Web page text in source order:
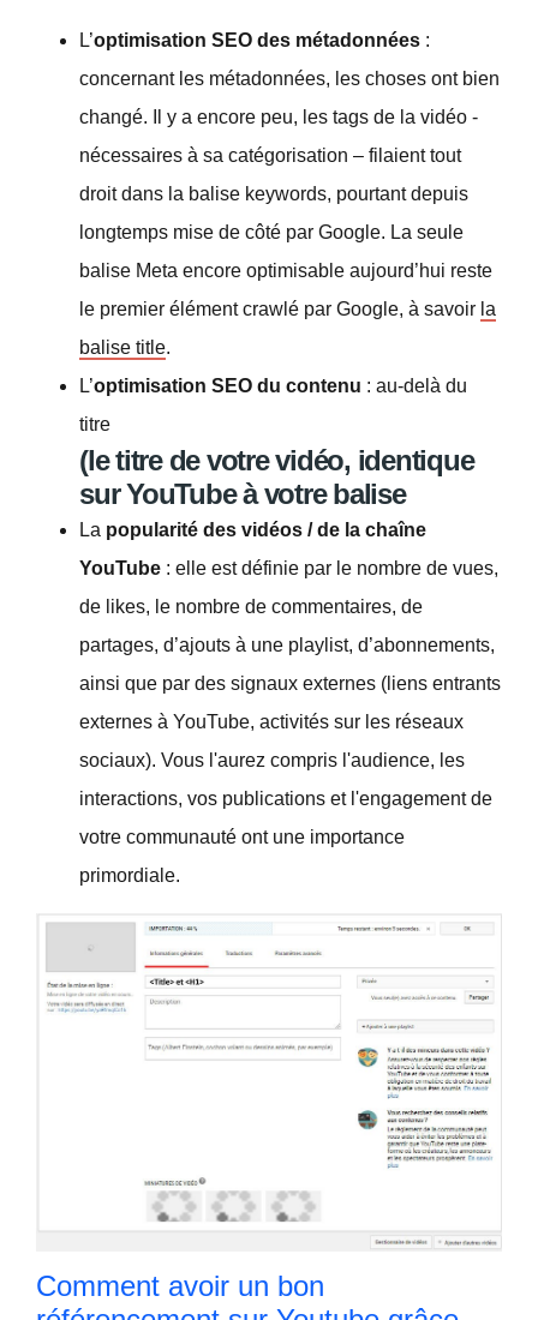
L’optimisation SEO des métadonnées :
concernant les métadonnées, les choses ont bien
changé. Il y a encore peu, les tags de la vidéo -
nécessaires à sa catégorisation – filaient tout
droit dans la balise keywords, pourtant depuis
longtemps mise de côté par Google. La seule
balise Meta encore optimisable aujourd’hui reste
le premier élément crawlé par Google, à savoir la
balise title.
L’optimisation SEO du contenu : au-delà du
titre
(le titre de votre vidéo, identique
sur YouTube à votre balise
La popularité des vidéos / de la chaîne
YouTube : elle est définie par le nombre de vues,
de likes, le nombre de commentaires, de
partages, d’ajouts à une playlist, d’abonnements,
ainsi que par des signaux externes (liens entrants
externes à YouTube, activités sur les réseaux
sociaux). Vous l'aurez compris l'audience, les
interactions, vos publications et l'engagement de
votre communauté ont une importance
primordiale.
Comment avoir un bon